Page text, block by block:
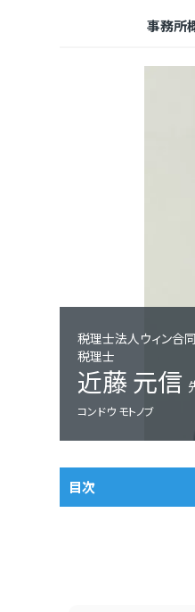
事務所
税理士法人ウィン合
税理士
近藤 元信
コンドウ モトノブ
目次